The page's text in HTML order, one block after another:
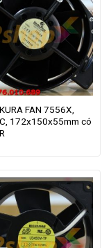
FAN 7556X,
172x150x55mm có